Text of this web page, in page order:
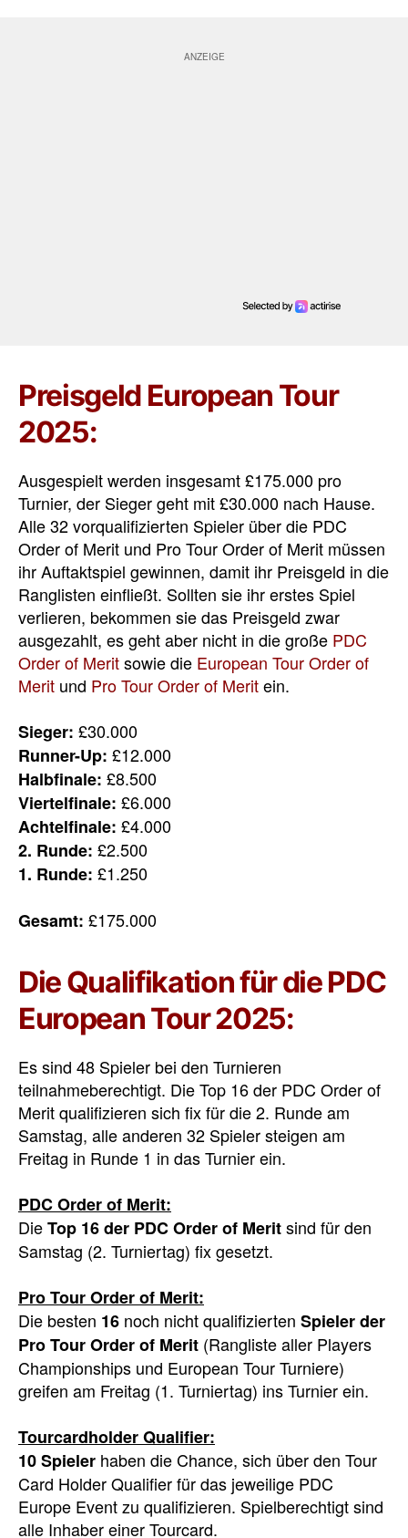
Preisgeld European Tour
2025:
Ausgespielt werden insgesamt £175.000 pro
Turnier, der Sieger geht mit £30.000 nach Hause.
Alle 32 vorqualifizierten Spieler über die PDC
Order of Merit und Pro Tour Order of Merit müssen
ihr Auftaktspiel gewinnen, damit ihr Preisgeld in die
Ranglisten einfließt. Sollten sie ihr erstes Spiel
verlieren, bekommen sie das Preisgeld zwar
ausgezahlt, es geht aber nicht in diegroße PDC
Order of Meritsowie die European Tour Order of
Merit und Pro Tour Order of Meritein.
Sieger: £30.000
Runner-Up: £12.000
Halbfinale: £8.500
Viertelfinale: £6.000
Achtelfinale: £4.000
2. Runde: £2.500
1. Runde: £1.250
Gesamt: £175.000
Die Qualifikation für die PDC
European Tour 2025:
Es sind 48 Spieler bei den Turnieren
teilnahmeberechtigt. Die Top 16 der PDC Order of
Merit qualifizieren sich fix für die 2. Runde am
Samstag, alle anderen 32 Spieler steigen am
Freitag in Runde 1 in das Turnier ein.
PDC Order of Merit:
DieTop 16 der PDC Order of Meritsind für den
Samstag (2. Turniertag) fix gesetzt.
Pro Tour Order of Merit:
Die besten 16 noch nicht qualifizierten Spieler der
Pro Tour Order of Merit (Rangliste aller Players
Championships und European Tour Turniere)
greifen am Freitag (1. Turniertag) ins Turnier ein.
Tourcardholder Qualifier:
10 Spieler haben die Chance, sich über den Tour
Card Holder Qualifier für das jeweilige PDC
Europe Event zu qualifizieren. Spielberechtigt sind
alle Inhaber einer Tourcard.